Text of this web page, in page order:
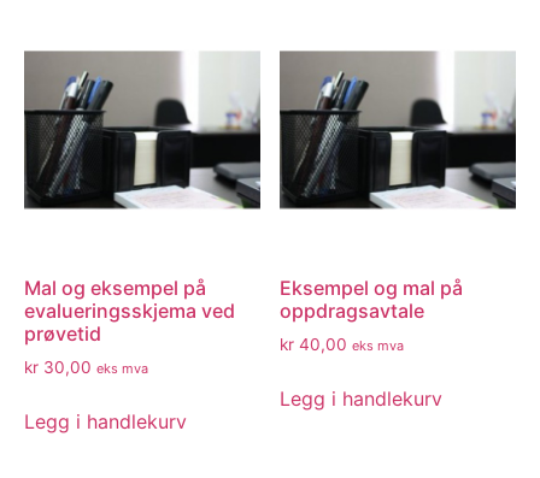
Mal og eksempel på
evalueringsskjema ved
prøvetid
kr 30,00 eks mva
Legg i handlekurv
Eksempel og mal på
oppdragsavtale
kr 40,00 eks mva
Legg i handlekurv